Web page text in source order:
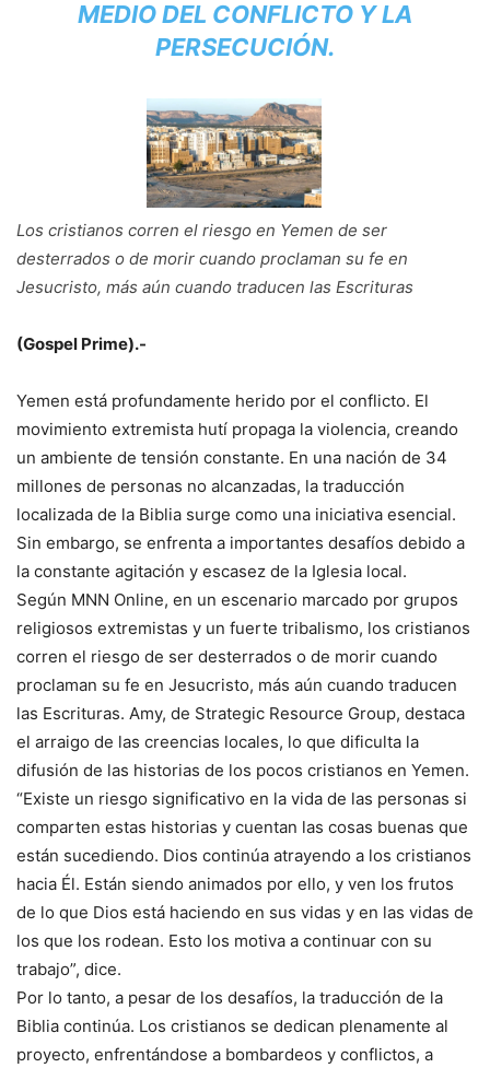
MEDIO DEL CONFLICTO Y LA
PERSECUCIÓN.
Los cristianos corren el riesgo en Yemen de ser
desterrados o de morir cuando proclaman su fe en
Jesucristo, más aún cuando traducen las Escrituras
(Gospel Prime).-
Yemen está profundamente herido por el conflicto. El
movimiento extremista hutí propaga la violencia, creando
un ambiente de tensión constante. En una nación de 34
millones de personas no alcanzadas, la traducción
localizada de la Biblia surge como una iniciativa esencial.
Sin embargo, se enfrenta a importantes desafíos debido a
la constante agitación y escasez de la Iglesia local.
Según MNN Online, en un escenario marcado por grupos
religiosos extremistas y un fuerte tribalismo, los cristianos
corren el riesgo de ser desterrados o de morir cuando
proclaman su fe en Jesucristo, más aún cuando traducen
las Escrituras. Amy, de Strategic Resource Group, destaca
el arraigo de las creencias locales, lo que dificulta la
difusión de las historias de los pocos cristianos en Yemen.
“Existe un riesgo significativo en la vida de las personas si
comparten estas historias y cuentan las cosas buenas que
están sucediendo. Dios continúa atrayendo a los cristianos
hacia Él. Están siendo animados por ello, y ven los frutos
de lo que Dios está haciendo en sus vidas y en las vidas de
los que los rodean. Esto los motiva a continuar con su
trabajo”, dice.
Por lo tanto, a pesar de los desafíos, la traducción de la
Biblia continúa. Los cristianos se dedican plenamente al
proyecto, enfrentándose a bombardeos y conflictos, a